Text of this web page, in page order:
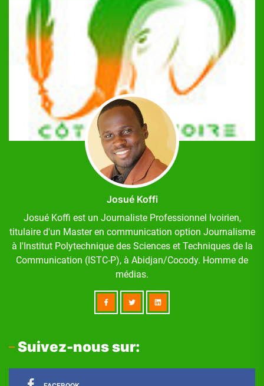
Josué Koffi
Josué Koffi est un Journaliste Professionnel Ivoirien,
titulaire d'un Master en communication option Journalisme
à l'Institut Polytechnique des Sciences et Techniques de la
Communication (ISTC-P), à Abidjan/Cocody. Homme de
médias.
Suivez-nous sur: